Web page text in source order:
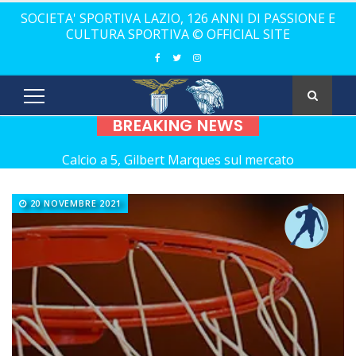
SOCIETA' SPORTIVA LAZIO, 126 ANNI DI PASSIONE E
CULTURA SPORTIVA © OFFICIAL SITE
BREAKING NEWS
Calcio a 5, Gilbert Marques sul mercato
Calcio a 5: Barca e Conticelli, il canto libero della Lazio!
La Lazio completa la squadra con Grasso
Rugby, il 18 ottobre debutto a Catania
Calcio a 5 femminile, ecco le 11 rivali della Lazio
21 anni senza Bomber Fiorini: nostalgia!
20 NOVEMBRE 2021